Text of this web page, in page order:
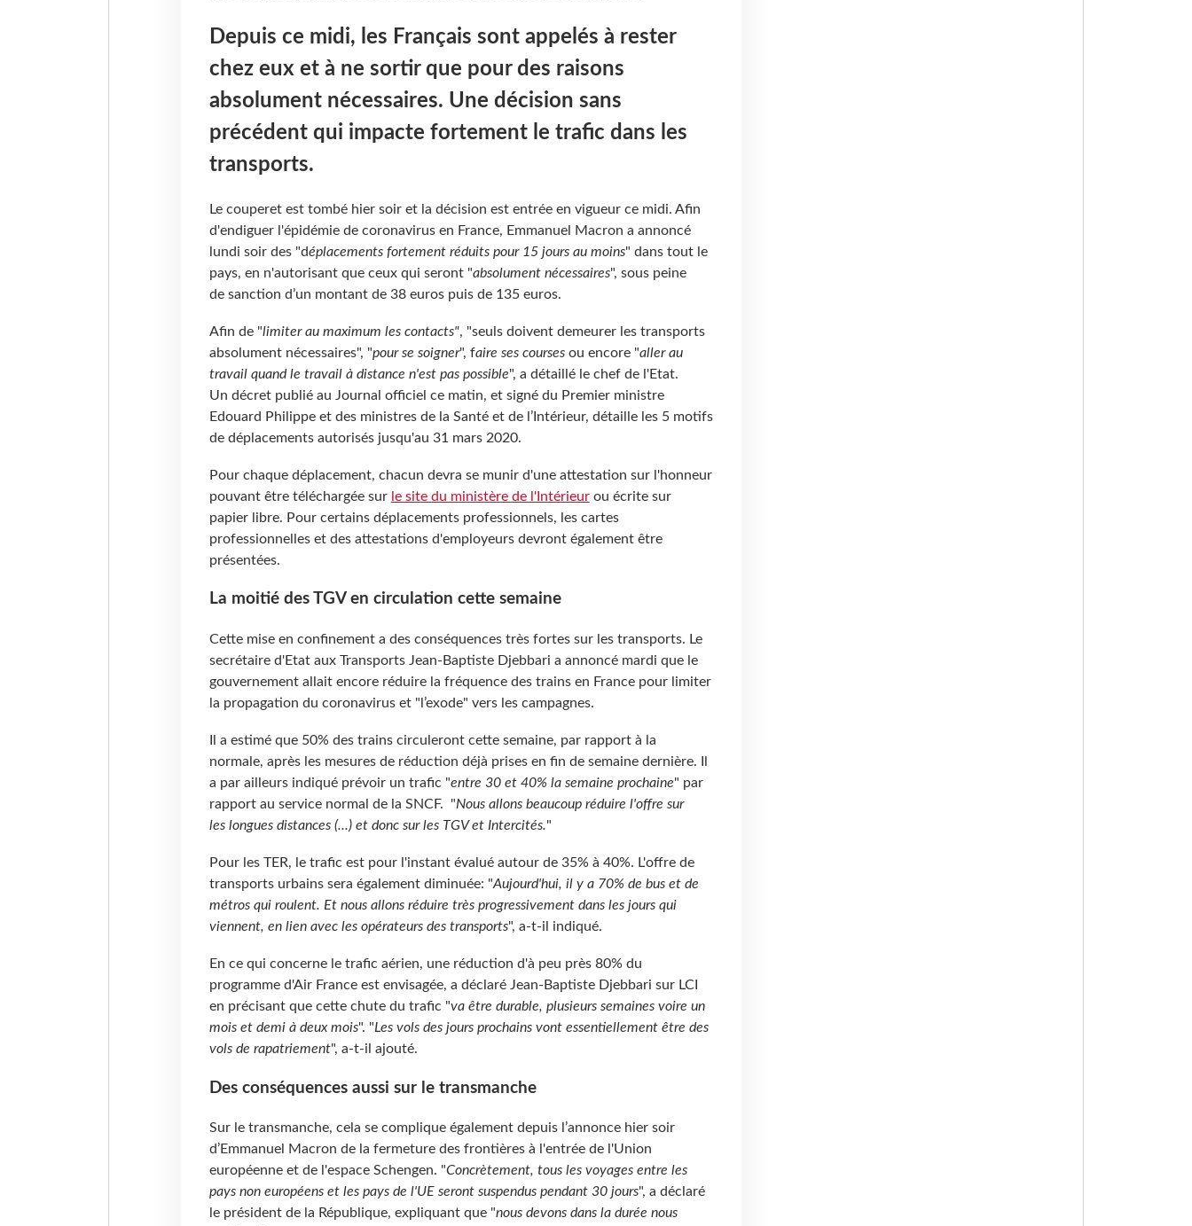
Depuis ce midi, les Français sont appelés à rester
chez eux et à ne sortir que pour des raisons
absolument nécessaires. Une décision sans
précédent qui impacte fortement le trafic dans les
transports.
Le couperet est tombé hier soir et la décision est entrée en vigueur ce midi. Afin
d'endiguer l'épidémie de coronavirus en France, Emmanuel Macron a annoncé
lundi soir des "déplacements fortement réduits pour 15 jours au moins" dans tout le
pays, en n'autorisant que ceux qui seront "absolument nécessaires", sous peine
de sanction d’un montant de 38 euros puis de 135 euros.
Afin de "limiter au maximum les contacts", "seuls doivent demeurer les transports
absolument nécessaires", "pour se soigner", faire ses coursesou encore "aller au
travail quand le travail à distance n'est pas possible", a détaillé le chef de l'Etat.
Un décret publié au Journal officiel ce matin, et signé du Premier ministre
Edouard Philippe et des ministres de la Santé et de l’Intérieur, détaille les 5 motifs
de déplacements autorisés jusqu'au 31 mars 2020.
Pour chaque déplacement, chacun devra se munir d'une attestation sur l'honneur
pouvant être téléchargée sur le site du ministère de l'Intérieurou écrite sur
papier libre. Pour certains déplacements professionnels, les cartes
professionnelles et des attestations d'employeurs devront également être
présentées.
La moitié des TGV en circulation cette semaine
Cette mise en confinement a des conséquences très fortes sur les transports. Le
secrétaire d'Etat aux Transports Jean-Baptiste Djebbari a annoncé mardi que le
gouvernement allait encore réduire la fréquence des trains en France pour limiter
la propagation du coronavirus et "l’exode" vers les campagnes.
Il a estimé que 50% des trains circuleront cette semaine, par rapport à la
normale, après les mesures de réduction déjà prises en fin de semaine dernière. Il
a par ailleurs indiqué prévoir un trafic "entre 30 et 40% la semaine prochaine" par
rapport au service normal de la SNCF. "Nous allons beaucoup réduire l'offre sur
les longues distances (...) et donc sur les TGV et Intercités."
Pour les TER, le trafic est pour l'instant évalué autour de 35% à 40%. L'offre de
transports urbains sera également diminuée: "Aujourd'hui, il y a 70% de bus et de
métros qui roulent. Et nous allons réduire très progressivement dans les jours qui
viennent, en lien avec les opérateurs des transports", a-t-il indiqué.
En ce qui concerne le trafic aérien, une réduction d'à peu près 80% du
programme d'Air France est envisagée, a déclaré Jean-Baptiste Djebbari sur LCI
en précisant que cette chute du trafic "va être durable, plusieurs semaines voire un
mois et demi à deux mois". "Les vols des jours prochains vont essentiellement être des
vols de rapatriement", a-t-il ajouté.
Des conséquences aussi sur le transmanche
Sur le transmanche, cela se complique également depuis l’annonce hier soir
d’Emmanuel Macron de la fermeture des frontières à l'entrée de l'Union
européenne et de l'espace Schengen. "Concrètement, tous les voyages entre les
pays non européens et les pays de l'UE seront suspendus pendant 30 jours", a déclaré
le président de la République, expliquant que "nous devons dans la durée nous